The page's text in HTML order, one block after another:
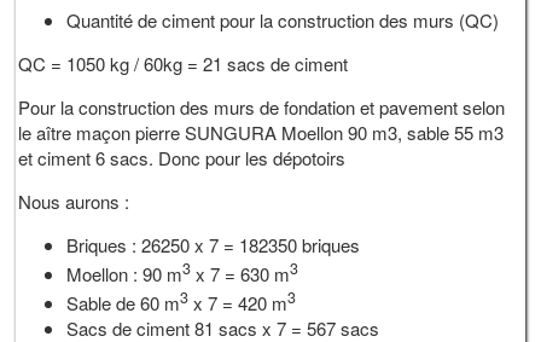
Quantité de ciment pour la construction des murs (QC)
QC = 1050 kg / 60kg = 21 sacs de ciment
Pour la construction des murs de fondation et pavement selon
le aître maçon pierre SUNGURA Moellon 90 m3, sable 55 m3
et ciment 6 sacs. Donc pour les dépotoirs
Nous aurons :
Briques : 26250 x 7 = 182350 briques
Moellon : 90 m3 x 7 = 630 m3
Sable de 60 m3 x 7 = 420 m3
Sacs de ciment 81 sacs x 7 = 567 sacs